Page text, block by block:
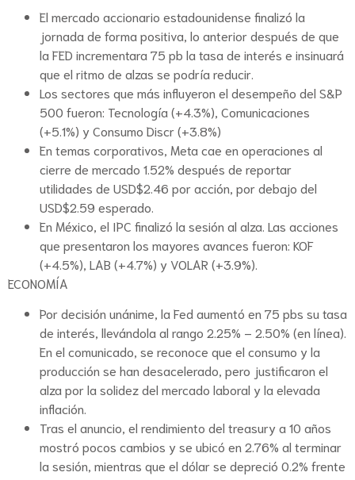
El mercado accionario estadounidense finalizó la
jornada de forma positiva, lo anterior después de que
la FED incrementara 75 pb la tasa de interés e insinuará
que el ritmo de alzas se podría reducir.
Los sectores que más influyeron el desempeño del S&P
500 fueron: Tecnología (+4.3%), Comunicaciones
(+5.1%) y Consumo Discr (+3.8%)
En temas corporativos, Meta cae en operaciones al
cierre de mercado 1.52% después de reportar
utilidades de USD$2.46 por acción, por debajo del
USD$2.59 esperado.
En México, el IPC finalizó la sesión al alza. Las acciones
que presentaron los mayores avances fueron: KOF
(+4.5%), LAB (+4.7%) y VOLAR (+3.9%).
ECONOMÍA
Por decisión unánime, la Fed aumentó en 75 pbs su tasa
de interés, llevándola al rango 2.25% – 2.50% (en línea).
En el comunicado, se reconoce que el consumo y la
producción se han desacelerado, pero justificaron el
alza por la solidez del mercado laboral y la elevada
inflación.
Tras el anuncio, el rendimiento del treasury a 10 años
mostró pocos cambios y se ubicó en 2.76% al terminar
la sesión, mientras que el dólar se depreció 0.2% frente